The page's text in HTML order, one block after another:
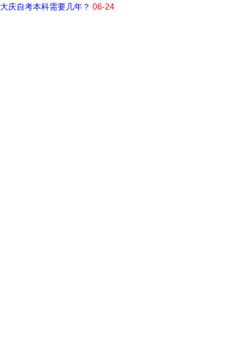
大庆自考本科需要几年？ 06-24